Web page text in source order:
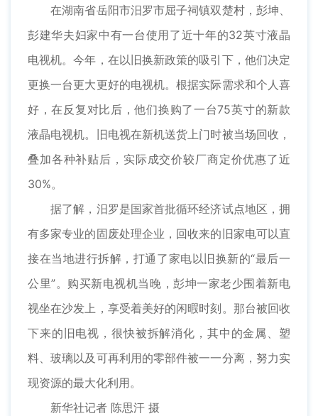
在湖南省岳阳市汨罗市屈子祠镇双楚村，彭坤、
彭建华夫妇家中有一台使用了近十年的32英寸液晶
电视机。今年，在以旧换新政策的吸引下，他们决定
更换一台更大更好的电视机。根据实际需求和个人喜
好，在反复对比后，他们换购了一台75英寸的新款
液晶电视机。旧电视在新机送货上门时被当场回收，
叠加各种补贴后，实际成交价较厂商定价优惠了近
30%。
据了解，汨罗是国家首批循环经济试点地区，拥
有多家专业的固废处理企业，回收来的旧家电可以直
接在当地进行拆解，打通了家电以旧换新的“最后一
公里”。购买新电视机当晚，彭坤一家老少围着新电
视坐在沙发上，享受着美好的闲暇时刻。那台被回收
下来的旧电视，很快被拆解消化，其中的金属、塑
料、玻璃以及可再利用的零部件被一一分离，努力实
现资源的最大化利用。
新华社记者 陈思汗 摄